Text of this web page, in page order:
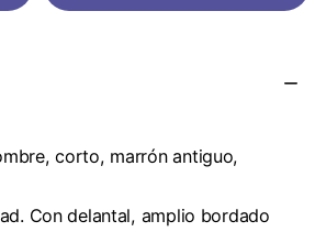
corto, marrón antiguo,
Con delantal, amplio bordado